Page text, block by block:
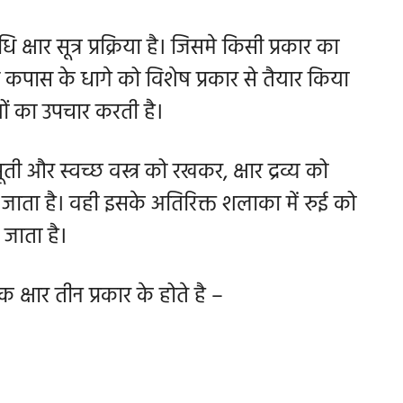
सूत्र प्रक्रिया है। जिसमे किसी प्रकार का
के धागे को विशेष प्रकार से तैयार किया
का उपचार करती है।
स्वच्छ वस्त्र को रखकर, क्षार द्रव्य को
है। वही इसके अतिरिक्त शलाका में रुई को
है।
क्षार तीन प्रकार के होते है –